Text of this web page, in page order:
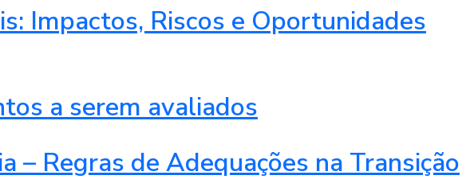
Impactos, Riscos e Oportunidades
a serem avaliados
Regras de Adequações na Transição